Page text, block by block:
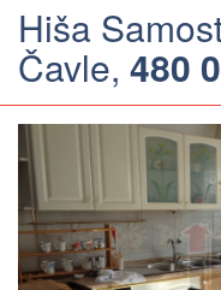
Hiša
Čavle, 480